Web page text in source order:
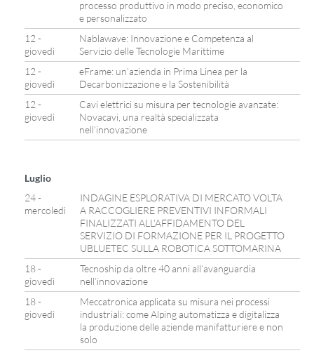
processo produttivo in modo preciso, economico
e personalizzato
12 -
giovedì
Nablawave: Innovazione e Competenza al
Servizio delle Tecnologie Marittime
12 -
giovedì
eFrame: un’azienda in Prima Linea per la
Decarbonizzazione e la Sostenibilità
12 -
giovedì
Cavi elettrici su misura per tecnologie avanzate:
Novacavi, una realtà specializzata
nell’innovazione
Luglio
24 -
mercoledì
INDAGINE ESPLORATIVA DI MERCATO VOLTA
A RACCOGLIERE PREVENTIVI INFORMALI
FINALIZZATI ALL’AFFIDAMENTO DEL
SERVIZIO DI FORMAZIONE PER IL PROGETTO
UBLUETEC SULLA ROBOTICA SOTTOMARINA
18 -
giovedì
Tecnoship da oltre 40 anni all’avanguardia
nell’innovazione
18 -
giovedì
Meccatronica applicata su misura nei processi
industriali: come Alping automatizza e digitalizza
la produzione delle aziende manifatturiere e non
solo